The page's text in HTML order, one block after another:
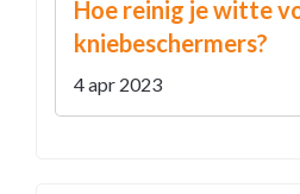
Hoe reinig je witte
kniebeschermers?
4 apr 2023